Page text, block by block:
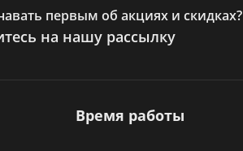
первым об акциях и скидках?
на нашу рассылку
Время работы